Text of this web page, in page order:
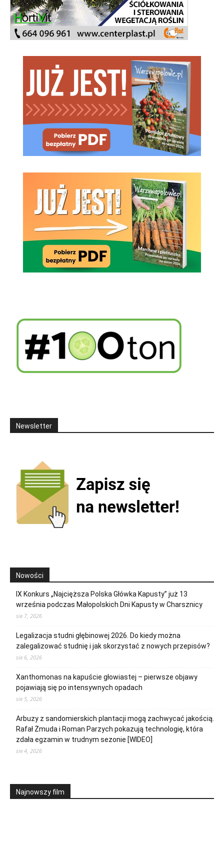
Newsletter
Nowości
IX Konkurs „Najcięższa Polska Główka Kapusty” już 13
września podczas Małopolskich Dni Kapusty w Charsznicy
sie 7, 2026
Legalizacja studni głębinowej 2026. Do kiedy można
zalegalizować studnię i jak skorzystać z nowych przepisów?
sie 6, 2026
Xanthomonas na kapuście głowiastej – pierwsze objawy
pojawiają się po intensywnych opadach
sie 5, 2026
Arbuzy z sandomierskich plantacji mogą zachwycać jakością.
Rafał Żmuda i Roman Parzych pokazują technologię, która
zdała egzamin w trudnym sezonie [WIDEO]
sie 4, 2026
Najnowszy film